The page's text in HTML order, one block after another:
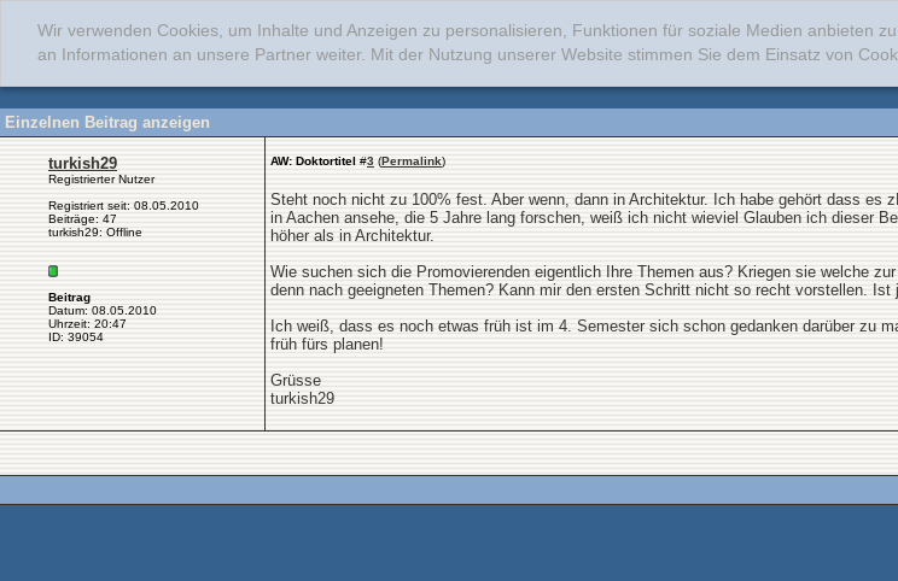
Wir verwenden Cookies, um Inhalte und Anzeigen zu personalisieren, Funktionen für soziale Medien anbieten
an Informationen an unsere Partner weiter. Mit der Nutzung unserer Website stimmen Sie dem Einsatz von
Einzelnen Beitrag anzeigen
turkish29
Registrierter Nutzer
Registriert seit: 08.05.2010
Beiträge: 47
turkish29: Offline
Beitrag
Datum: 08.05.2010
Uhrzeit: 20:47
ID: 39054
AW: Doktortitel #3 (Permalink)
Steht noch nicht zu 100% fest. Aber wenn, dann in Architektur. Ich habe gehört dass
in Aachen ansehe, die 5 Jahre lang forschen, weiß ich nicht wieviel Glauben ich dieser
höher als in Architektur.
Wie suchen sich die Promovierenden eigentlich Ihre Themen aus? Kriegen sie welche
denn nach geeigneten Themen? Kann mir den ersten Schritt nicht so recht vorstellen.
Ich weiß, dass es noch etwas früh ist im 4. Semester sich schon gedanken darüber zu
früh fürs planen!
Grüsse
turkish29